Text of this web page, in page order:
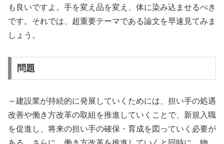
も良いですよ。手を変え品を変え、体に染み込ませるべき
です。それでは、超重要テーマである論文を早速見てみま
しょう。
問題
～建設業が持続的に発展していくためには、担い手の処遇
改善や働き方改革の取組を推進していくことで、新規入職
を促進し、将来の担い手の確保・育成を図っていく必要が